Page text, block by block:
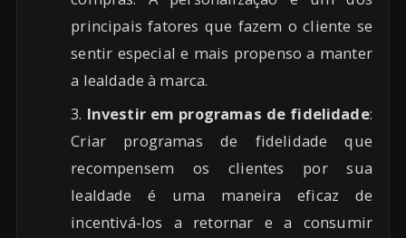
principais fatores que fazem o cliente se
sentir especial e mais propenso a manter
a lealdade à marca.
Investir em programas de fidelidade:
Criar programas de fidelidade que
recompensem os clientes por sua
lealdade é uma maneira eficaz de
incentivá-los a retornar e a consumir